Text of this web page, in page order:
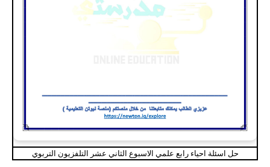
حل اسئلة احياء رابع علمي الاسبوع الثاني عشر التلفزيون التربوي